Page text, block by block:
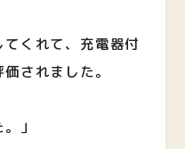
くれて、充電器付
されました。
」